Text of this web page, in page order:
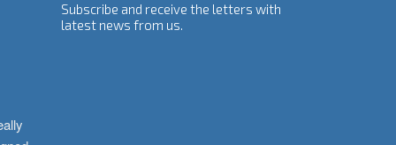
Subscribe and receive the letters with
latest news from us.